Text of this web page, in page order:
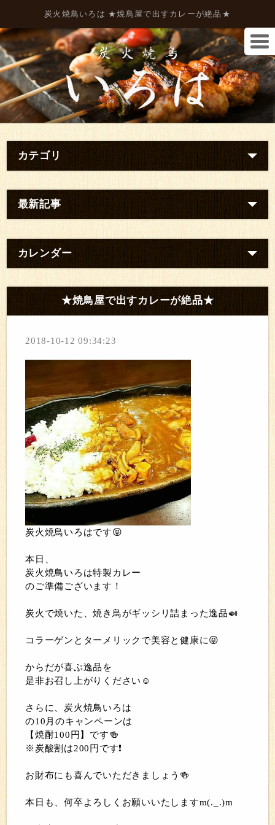
炭火焼鳥いろは ★焼鳥屋で出すカレーが絶品★
カテゴリ
最新記事
カレンダー
★焼鳥屋で出すカレーが絶品★
2018-10-12 09:34:23
炭火焼鳥いろはです😝
本日、
炭火焼鳥いろは特製カレー
のご準備ございます！
炭火で焼いた、焼き鳥がギッシリ詰まった逸品🍛
コラーゲンとターメリックで美容と健康に😝
からだが喜ぶ逸品を
是非お召し上がりください☺
さらに、炭火焼鳥いろは
の10月のキャンペーンは
【焼酎100円】です🍻
※炭酸割は200円です❗
お財布にも喜んでいただきましょう🍻
本日も、何卒よろしくお願いいたしますm(._.)m